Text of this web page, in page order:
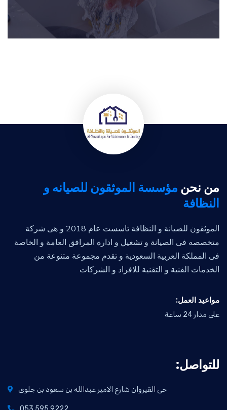
من نحن مؤسسة الموثقون للصيانه و
النظافة
الموثقون للصيانة و النظافة تاسست عام 2018 و هى شركة
متخصصه فى الصيانة و تشغيل و ادارة المرافق العامة و الخاصة
فى المملكة العربية السعودية و تقدم مجموعة متنوعة من
الخدمات الفنية و التقنية للافراد و الشركات
:مواعيد العمل
على مدار 24 ساعة
:للتواصل
حى القيروان شارع الامير عبدالله بن سعود بن جلوى